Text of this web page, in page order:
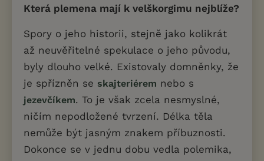
Která plemena mají k velškorgimu nejblíže?
Spory o jeho historii, stejně jako kolikrát
až neuvěřitelné spekulace o jeho původu,
byly dlouho velké. Existovaly domněnky, že
je spřízněn se skajteriérem nebo s
jezevčíkem. To je však zcela nesmyslné,
ničím nepodložené tvrzení. Délka těla
nemůže být jasným znakem příbuznosti.
Dokonce se v jednu dobu vedla polemika,